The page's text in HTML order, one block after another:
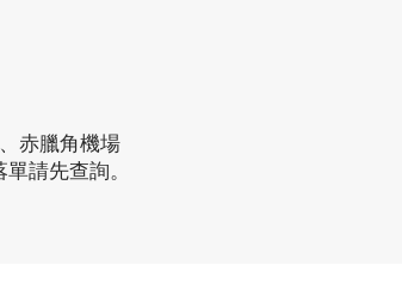
赤臘角機場
請先查詢。